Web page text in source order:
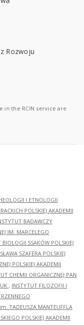
in the RCIN service are
I ETNOLOGII
POLSKIEJ AKADEMII
BADAWCZY
IM. MARCELEGO
BIOLOGII SSAKÓW POLSKIEJ
SZAFERA POLSKIEJ
POLSKIEJ AKADEMII
CHEMII ORGANICZNEJ PAN
; INSTYTUT FILOZOFII I
TADEUSZA MANTEUFFLA
POLSKIEJ AKADEMII